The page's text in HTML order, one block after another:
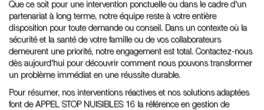
Que ce soit pour une intervention ponctuelle ou dans le cadre d'un
partenariat à long terme, notre équipe reste à votre entière
disposition pour toute demande ou conseil. Dans un contexte où la
sécurité et la santé de votre famille ou de vos collaborateurs
demeurent une priorité, notre engagement est total. Contactez-nous
dès aujourd'hui pour découvrir comment nous pouvons transformer
un problème immédiat en une réussite durable.
Pour résumer, nos interventions réactives et nos solutions adaptées
font de APPEL STOP NUISIBLES 16 la référence en gestion de